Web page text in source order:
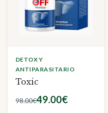
DETOX Y
ANTIPARASITARIO
Toxic
98.00€49.00€